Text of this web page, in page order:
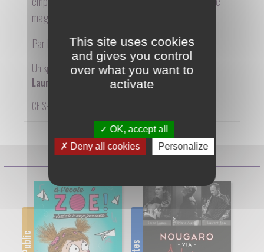
Prochaines séances
magie et de bonne humeur !
Par la compagnieLes Petits Z'Artistes
Un spectacle écrit, mis en scène et interprété par :
Laure Fontaine
CE SPECTACLE N'EST PAS PROGRAMMÉ ACTUELLEMENT
This site uses cookies
and gives you control
over what you want to
activate
OK, accept all
Deny all cookies
Personalize